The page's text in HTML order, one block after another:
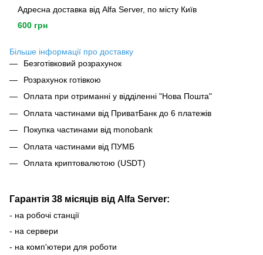
Адресна доставка від Alfa Server, по місту Київ
600 грн
Більше інформації про доставку
Безготівковий розрахунок
Розрахунок готівкою
Оплата при отриманні у відділенні "Нова Пошта"
Оплата частинами від ПриватБанк до 6 платежів
Покупка частинами від monobank
Оплата частинами від ПУМБ
Оплата криптовалютою (USDT)
Гарантія 38 місяців від Alfa Server:
- на робочі станції
- на сервери
- на комп'ютери для роботи